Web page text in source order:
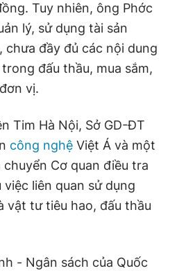
Tuy nhiên, ông Phớc
lý, sử dụng tài sản
đầy đủ các nội dung
đấu thầu, mua sắm,
vị.
Tim Hà Nội, Sở GD-ĐT
công nghệ Việt Á và một
Cơ quan điều tra
liên quan sử dụng
vật tư tiêu hao, đấu thầu
- Ngân sách của Quốc